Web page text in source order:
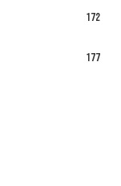
172
177